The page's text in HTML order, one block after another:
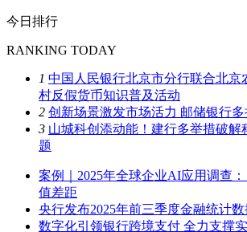
今日排行
RANKING TODAY
1 中国人民银行北京市分行联合北京
村反假货币知识普及活动
2 创新场景激发市场活力 邮储银行
3 山城科创添动能！建行多举措破解
题
案例｜2025年全球企业AI应用调查
值差距
央行发布2025年前三季度金融统计
数字化引领银行跨境支付 全力支撑